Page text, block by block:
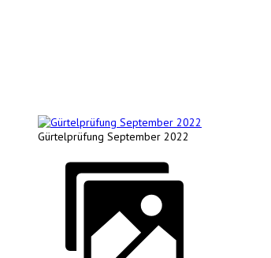
Gürtelprüfung September 2022